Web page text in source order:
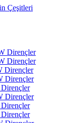
Çeşitleri
Dirençler
Dirençler
Dirençler
Dirençler
Dirençler